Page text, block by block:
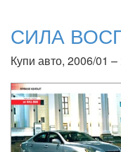
СИЛА
Купи авто, 2006/01